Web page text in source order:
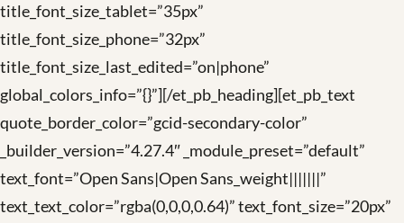
title_font_size_tablet=”35px”
title_font_size_phone=”32px”
title_font_size_last_edited=”on|phone”
global_colors_info=”{}”][/et_pb_heading][et_pb_text
quote_border_color=”gcid-secondary-color”
_builder_version=”4.27.4″ _module_preset=”default”
text_font=”Open Sans|Open Sans_weight|||||||”
text_text_color=”rgba(0,0,0,0.64)” text_font_size=”20px”